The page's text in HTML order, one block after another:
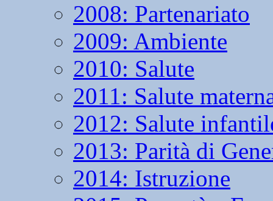
2008: Partenariato
2009: Ambiente
2010: Salute
2011: Salute
2012: Salute
2013: Parità di
2014: Istruzione